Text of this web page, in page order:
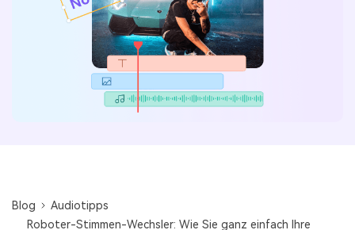
Blog
Audiotipps
Roboter-Stimmen-Wechsler: Wie Sie ganz einfach Ihre